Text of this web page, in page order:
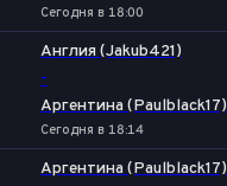
Сегодня в 18:00
Англия (Jakub421)
-
Аргентина (Paulblack17)
Сегодня в 18:14
Аргентина (Paulblack17)